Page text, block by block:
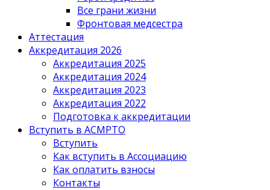
Все грани жизни
Фронтовая медсестра
Аттестация
Аккредитация 2026
Аккредитация 2025
Аккредитация 2024
Аккредитация 2023
Аккредитация 2022
Подготовка к аккредитации
Вступить в АСМРТО
Вступить
Как вступить в Ассоциацию
Как оплатить взносы
Контакты